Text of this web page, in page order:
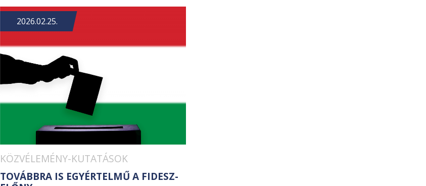
KÖZVÉLEMÉNY-KUTATÁSOK
2026.02.25.
TOVÁBBRA IS EGYÉRTELMŰ A FIDESZ-